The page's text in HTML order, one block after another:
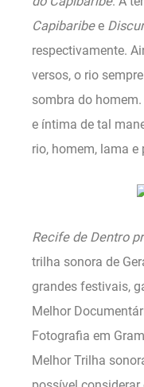
Capibaribee
respectivamente.
versos, o rio
sombra do
e íntima de tal
rio, homem, lama e
Recife de Dentro
trilha sonora de
grandes festivais,
Melhor
Fotografia em
Melhor Trilha